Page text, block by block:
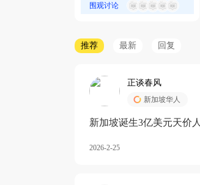
围观讨论
推荐 最新 回复
正谈春风
新加坡华人
新加坡诞生3亿美元天价
2026-2-25